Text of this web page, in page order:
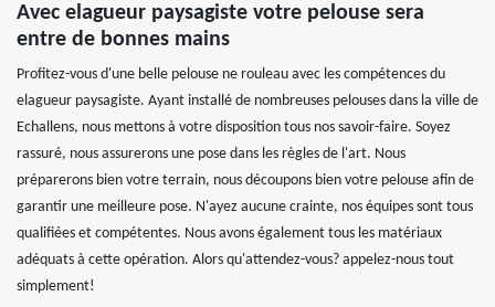
Avec elagueur paysagiste votre pelouse sera
entre de bonnes mains
Profitez-vous d'une belle pelouse ne rouleau avec les compétences du
elagueur paysagiste. Ayant installé de nombreuses pelouses dans la ville de
Echallens, nous mettons à votre disposition tous nos savoir-faire. Soyez
rassuré, nous assurerons une pose dans les règles de l'art. Nous
préparerons bien votre terrain, nous découpons bien votre pelouse afin de
garantir une meilleure pose. N'ayez aucune crainte, nos équipes sont tous
qualifiées et compétentes. Nous avons également tous les matériaux
adéquats à cette opération. Alors qu'attendez-vous? appelez-nous tout
simplement!